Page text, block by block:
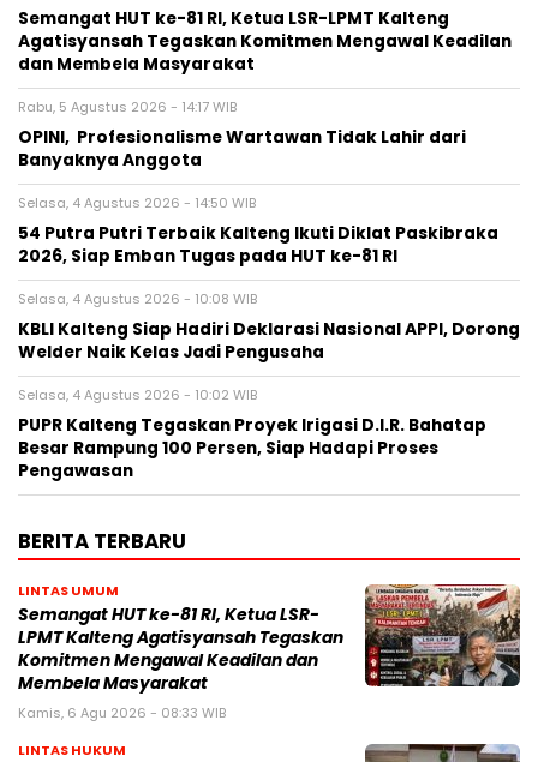
Semangat HUT ke-81 RI, Ketua LSR-LPMT Kalteng
Agatisyansah Tegaskan Komitmen Mengawal Keadilan
dan Membela Masyarakat
Rabu, 5 Agustus 2026 - 14:17 WIB
OPINI, Profesionalisme Wartawan Tidak Lahir dari
Banyaknya Anggota
Selasa, 4 Agustus 2026 - 14:50 WIB
54 Putra Putri Terbaik Kalteng Ikuti Diklat Paskibraka
2026, Siap Emban Tugas pada HUT ke-81 RI
Selasa, 4 Agustus 2026 - 10:08 WIB
KBLI Kalteng Siap Hadiri Deklarasi Nasional APPI, Dorong
Welder Naik Kelas Jadi Pengusaha
Selasa, 4 Agustus 2026 - 10:02 WIB
PUPR Kalteng Tegaskan Proyek Irigasi D.I.R. Bahatap
Besar Rampung 100 Persen, Siap Hadapi Proses
Pengawasan
BERITA TERBARU
LINTAS UMUM
Semangat HUT ke-81 RI, Ketua LSR-
LPMT Kalteng Agatisyansah Tegaskan
Komitmen Mengawal Keadilan dan
Membela Masyarakat
Kamis, 6 Agu 2026 - 08:33 WIB
LINTAS HUKUM